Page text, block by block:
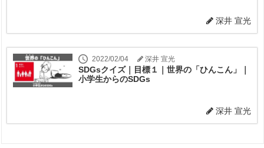
深井 宣光
2022/02/04 深井 宣光
SDGsクイズ｜目標１｜世界の「ひんこん」｜
小学生からのSDGs
深井 宣光